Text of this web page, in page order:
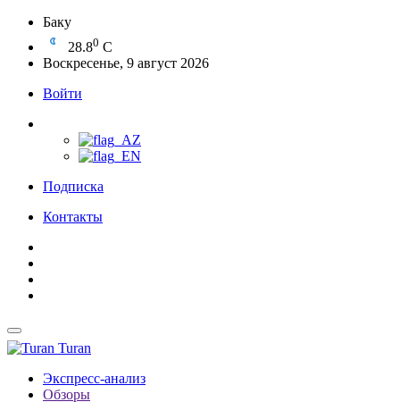
Баку
28.80 C
Воскресенье, 9 август 2026
Войти
Подписка
Контакты
Turan
Экспресс-анализ
Обзоры